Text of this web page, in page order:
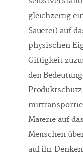
gleichzeitig
Sauerei) auf
physischen
Giftigkeit
den
Produktschutz
Materie auf
Menschen
auf ihr